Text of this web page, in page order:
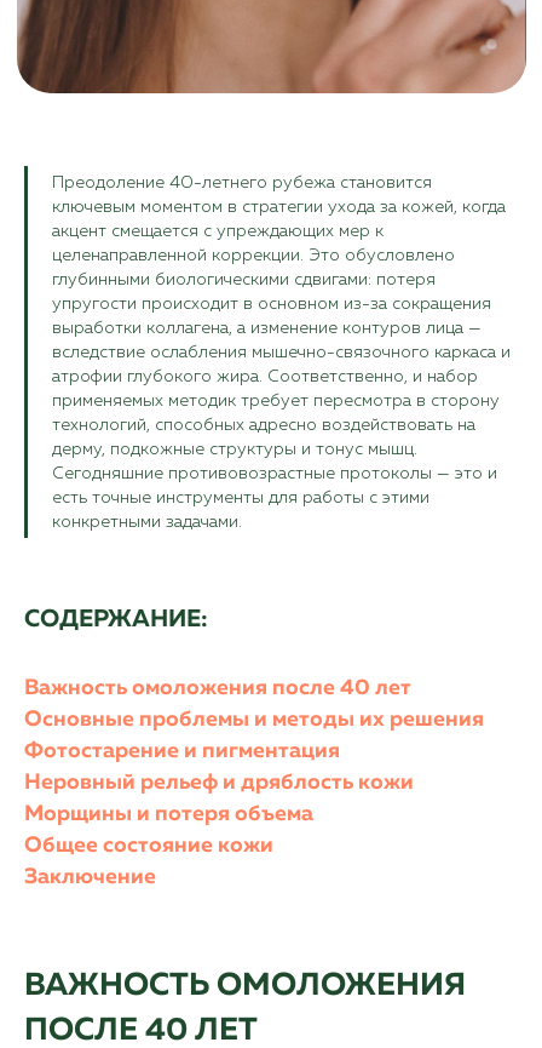
Преодоление 40-летнего рубежа становится
ключевым моментом в стратегии ухода за кожей, когда
акцент смещается с упреждающих мер к
целенаправленной коррекции. Это обусловлено
глубинными биологическими сдвигами: потеря
упругости происходит в основном из-за сокращения
выработки коллагена, а изменение контуров лица —
вследствие ослабления мышечно-связочного каркаса и
атрофии глубокого жира. Соответственно, и набор
применяемых методик требует пересмотра в сторону
технологий, способных адресно воздействовать на
дерму, подкожные структуры и тонус мышц.
Сегодняшние противовозрастные протоколы — это и
есть точные инструменты для работы с этими
конкретными задачами.
СОДЕРЖАНИЕ:
Важность омоложения после 40 лет
Основные проблемы и методы их решения
Фотостарение и пигментация
Неровный рельеф и дряблость кожи
Морщины и потеря объема
Общее состояние кожи
Заключение
ВАЖНОСТЬ ОМОЛОЖЕНИЯ
ПОСЛЕ 40 ЛЕТ